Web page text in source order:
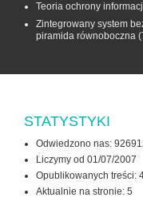
Teoria ochrony
Zintegrowany system
piramida równoboczna
STATYSTYKI
Odwiedzono nas:
Liczymy od 01/07/2007
Opublikowanych treści:
Aktualnie na stronie: 5